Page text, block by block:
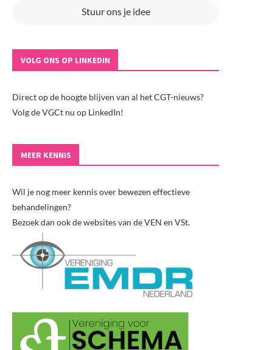
Stuur ons je idee
VOLG ONS OP LINKEDIN
Direct op de hoogte blijven van al het CGT-nieuws?
Volg de VGCt nu op LinkedIn!
MEER KENNIS
Wil je nog meer kennis over bewezen effectieve
behandelingen?
Bezoek dan ook de websites van de VEN en VSt.